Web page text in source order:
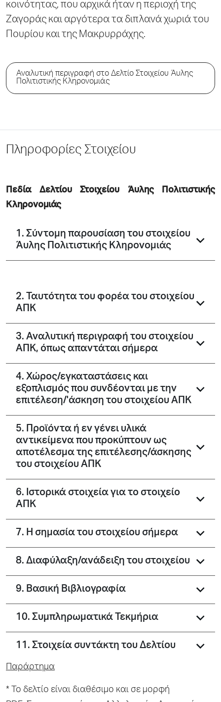
κοινότητας, που αρχικά ήταν η περιοχή της
Ζαγοράς και αργότερα τα διπλανά χωριά του
Πουρίου και της Μακρυρράχης.
Αναλυτική περιγραφή στο Δελτίο Στοιχείου Άυλης
Πολιτιστικής Κληρονομιάς
Πληροφορίες Στοιχείου
Πεδία Δελτίου Στοιχείου Άυλης Πολιτιστικής
Κληρονομιάς
1. Σύντομη παρουσίαση του στοιχείου
Άυλης Πολιτιστικής Κληρονομιάς
2. Ταυτότητα του φορέα του στοιχείου
ΑΠΚ
3. Αναλυτική περιγραφή του στοιχείου
ΑΠΚ, όπως απαντάται σήμερα
4. Χώρος/εγκαταστάσεις και
εξοπλισμός που συνδέονται με την
επιτέλεση/'άσκηση του στοιχείου ΑΠΚ
5. Προϊόντα ή εν γένει υλικά
αντικείμενα που προκύπτουν ως
αποτέλεσμα της επιτέλεσης/άσκησης
του στοιχείου ΑΠΚ
6. Ιστορικά στοιχεία για το στοιχείο
ΑΠΚ
7. Η σημασία του στοιχείου σήμερα
8. Διαφύλαξη/ανάδειξη του στοιχείου
9. Βασική Βιβλιογραφία
10. Συμπληρωματικά Τεκμήρια
11. Στοιχεία συντάκτη του Δελτίου
Παράρτημα
* Το δελτίο είναι διαθέσιμο και σε μορφή